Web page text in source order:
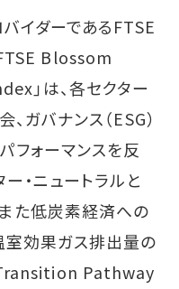
イダーであるFTSE
Blossom
」は、各セクター
ガバナンス（ESG）
フォーマンスを反
・ニュートラルと
た低炭素経済への
室効果ガス排出量の
Transition Pathway